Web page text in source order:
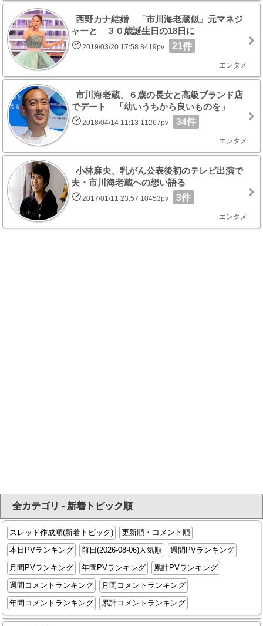
西野カナ結婚 「市川海老蔵似」元マネジ
ャーと ３０歳誕生日の18日に
2019/03/20 17:58 8419pv 21件
エンタメ
市川海老蔵、６歳の長女と高級ブランド店
でデート 「幼いうちから良いものを」
2018/04/14 11:13 11267pv 34件
エンタメ
小林麻央、乳がん公表後初のテレビ出演で
夫・市川海老蔵への想い語る
2017/01/11 23:57 10453pv 3件
エンタメ
全カテゴリ - 新着トピック順
スレッド作成順(新着トピック)
更新順・コメント順
本日PVランキング
前日(2026-08-06)人気順
週間PVランキング
月間PVランキング
年間PVランキング
累計PVランキング
週間コメントランキング
月間コメントランキング
年間コメントランキング
累計コメントランキング